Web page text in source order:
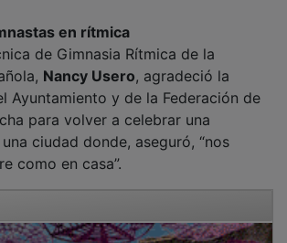
importancia de una cita que reunirá a